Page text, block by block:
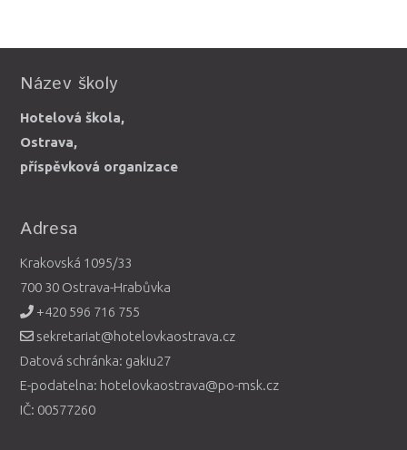
Název školy
Hotelová škola,
Ostrava,
příspěvková organizace
Adresa
Krakovská 1095/33
700 30 Ostrava-Hrabůvka
+420 596 716 755
sekretariat@hotelovkaostrava.cz
Datová schránka: gakiu27
E-podatelna: hotelovkaostrava@po-msk.cz
IČ: 00577260